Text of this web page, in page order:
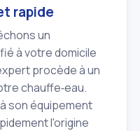
rapide
un
à votre domicile
procède à un
chauffe‑eau.
son équipement
l'origine